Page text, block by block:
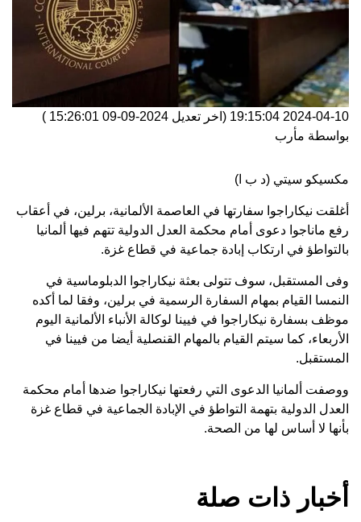
2024-04-10 19:15:04 (اخر تعديل 2024-09-09 15:26:01
)
بواسطة مأرب
مكسيكو سيتي (د ب ا)
أغلقت نيكاراجوا سفارتها في العاصمة الألمانية، برلين، في أعقاب
رفع ماناجوا دعوى أمام محكمة العدل الدولية تتهم فيها ألمانيا
بالتواطؤ في ارتكاب إبادة جماعية في قطاع غزة.
وفى المستقبل، سوف تتولى بعثة نيكاراجوا الدبلوماسية في
النمسا القيام بمهام السفارة الرسمية في برلين، وفقا لما أكده
موظف بسفارة نيكاراجوا في فيينا لوكالة الأنباء الألمانية اليوم
الأربعاء، كما سيتم القيام بالمهام القنصلية أيضا من فيينا في
المستقبل.
ووصفت ألمانيا الدعوى التي رفعتها نيكاراجوا ضدها أمام محكمة
العدل الدولية بتهمة التواطؤ في الإبادة الجماعية في قطاع غزة
بأنها لا أساس لها من الصحة.
أخبار ذات صلة